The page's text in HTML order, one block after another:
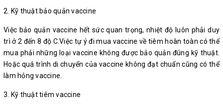
2. Kỹ thuật bảo quản vaccine
Việc bảo quản vaccine hết sức quan trọng, nhiệt độ luôn phải duy
trì ở 2 đến 8 độ C.Việc tự ý đi mua vaccine về tiêm hoàn toàn có thể
mua phải những loại vaccine không được bảo quản đúng kỹ thuật.
Hoặc quá trình di chuyển của vaccine không đạt chuẩn cũng có thể
làm hỏng vaccine.
3. Kỹ thuật tiêm vaccine